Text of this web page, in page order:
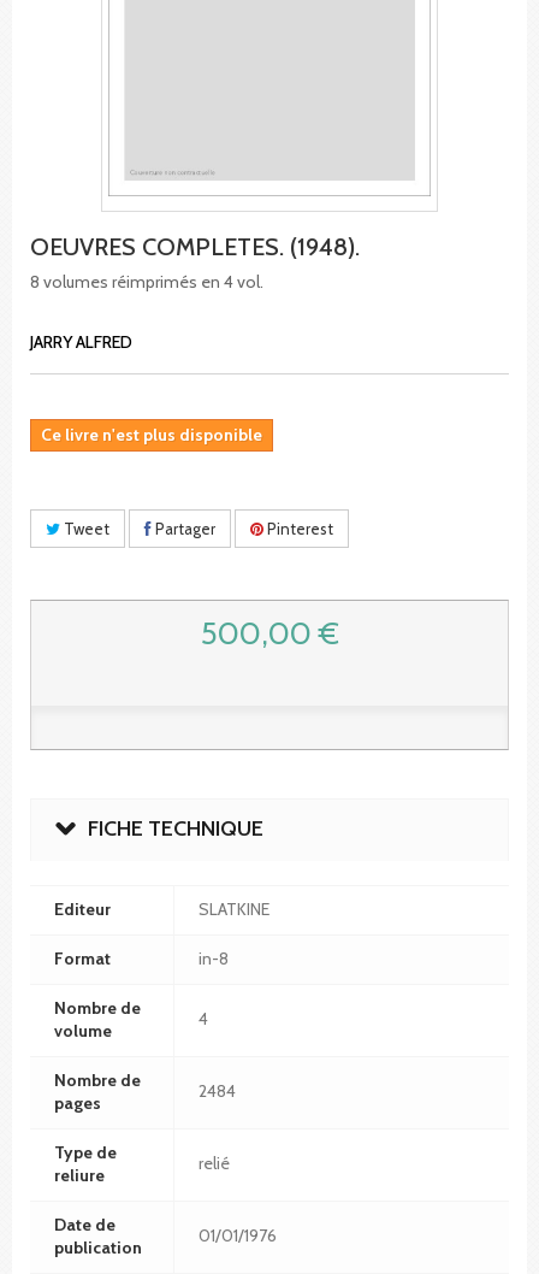
OEUVRES COMPLETES. (1948).
8 volumes réimprimés en 4 vol.
JARRY ALFRED
Ce livre n'est plus disponible
Tweet Partager Pinterest
500,00 €
FICHE TECHNIQUE
Editeur SLATKINE
Format in-8
Nombre de
volume
4
Nombre de
pages
2484
Type de
reliure
relié
Date de
publication
01/01/1976